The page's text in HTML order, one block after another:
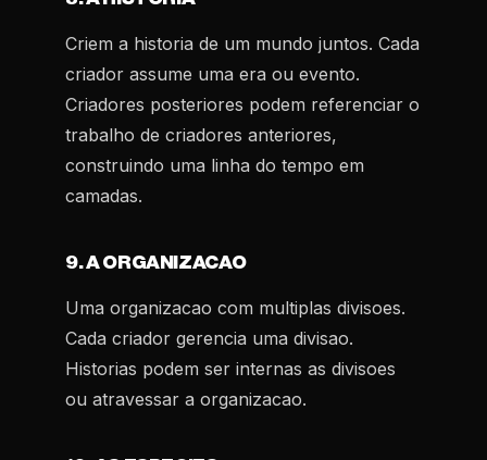
Criem a historia de um mundo juntos. Cada
criador assume uma era ou evento.
Criadores posteriores podem referenciar o
trabalho de criadores anteriores,
construindo uma linha do tempo em
camadas.
9. A ORGANIZACAO
Uma organizacao com multiplas divisoes.
Cada criador gerencia uma divisao.
Historias podem ser internas as divisoes
ou atravessar a organizacao.